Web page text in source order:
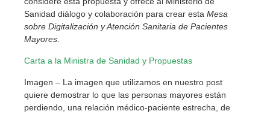
Sanidad diálogo y colaboración para crear esta Mesa
sobre Digitalización y Atención Sanitaria de Pacientes
Mayores.
Carta a la Ministra de Sanidad y Propuestas
Imagen – La imagen que utilizamos en nuestro post
quiere demostrar lo que las personas mayores están
perdiendo, una relación médico-paciente estrecha, de